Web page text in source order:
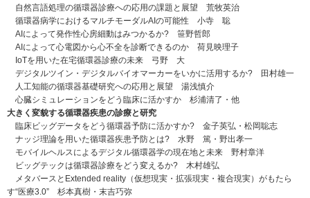
自然言語処理の循環器診療への応用の課題と展望 荒牧英治
循環器病学におけるマルチモーダルAIの可能性 小寺 聡
AIによって発作性心房細動はみつかるか? 笹野哲郎
AIによって心電図から心不全を診断できるのか 荷見映理子
IoTを用いた在宅循環器診療の未来 弓野 大
デジタルツイン・デジタルバイオマーカーをいかに活用するか? 田村雄一
人工知能の循環器基礎研究への応用と展望 湯浅慎介
心臓シミュレーションをどう臨床に活かすか 杉浦清了・他
大きく変貌する循環器疾患の診療と研究
臨床ビッグデータをどう循環器予防に活かすか? 金子英弘・松岡聡志
ナッジ理論を用いた循環器疾患予防とは? 水野 篤・野出孝一
モバイルヘルスによるデジタル循環器学の現在地と未来 野村章洋
ビッグテックは循環器診療をどう変えるか? 木村雄弘
メタバースとExtended reality（仮想現実・拡張現実・複合現実）がもたら
す“医療3.0” 杉本真樹・末吉巧弥